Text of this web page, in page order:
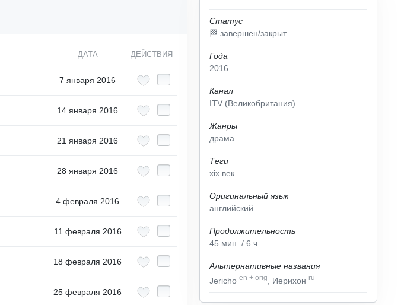
Статус
🏁 завершен/закрыт
Года
2016
Канал
ITV (Великобритания)
Жанры
драма
Теги
xix век
Оригинальный язык
английский
Продолжительность
45 мин. / 6 ч.
Альтернативные названия
Jericho en + orig , Иерихон ru
ДАТА ДЕЙСТВИЯ
7 января 2016
14 января 2016
21 января 2016
28 января 2016
4 февраля 2016
11 февраля 2016
18 февраля 2016
25 февраля 2016